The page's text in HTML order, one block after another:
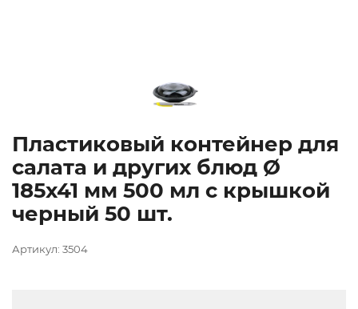
Пластиковый контейнер для
салата и других блюд Ø
185х41 мм 500 мл с крышкой
черный 50 шт.
Артикул: 3504